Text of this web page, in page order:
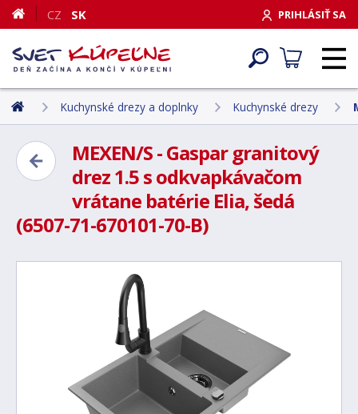
PRIHLÁSIŤ SA
CZ SK
Kuchynské drezy a doplnky Kuchynské drezy
MEXEN/S - Gaspar granitový
drez 1.5 s odkvapkávačom
vrátane batérie Elia, šedá
(6507-71-670101-70-B)